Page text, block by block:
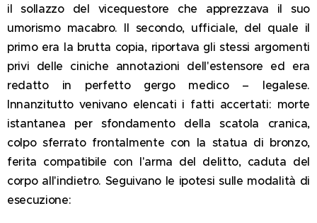
il sollazzo del vicequestore che apprezzava il suo
umorismo macabro. Il secondo, ufficiale, del quale il
primo era la brutta copia, riportava gli stessi argomenti
privi delle ciniche annotazioni dell'estensore ed era
redatto in perfetto gergo medico – legalese.
Innanzitutto venivano elencati i fatti accertati: morte
istantanea per sfondamento della scatola cranica,
colpo sferrato frontalmente con la statua di bronzo,
ferita compatibile con l'arma del delitto, caduta del
corpo all'indietro. Seguivano le ipotesi sulle modalità di
esecuzione: